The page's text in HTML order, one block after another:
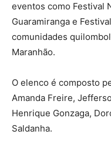
eventos como Festival
Guaramiranga e
comunidades
Maranhão.
O elenco é composto
Amanda Freire,
Henrique Gonzaga,
Saldanha.